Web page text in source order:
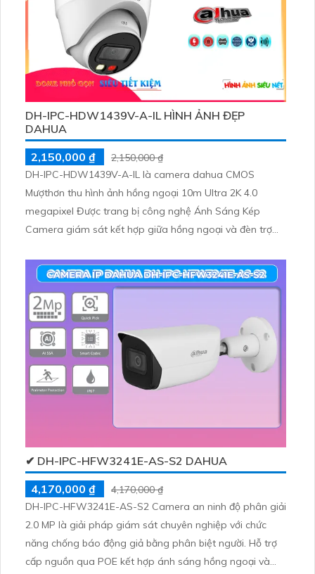
DH-IPC-HDW1439V-A-IL HÌNH ẢNH ĐẸP
DAHUA
2,150,000 ₫
2,150,000 ₫
DH-IPC-HDW1439V-A-IL là camera dahua CMOS
Mượthơn thu hình ảnh hồng ngoại 10m Ultra 2K 4.0
megapixel Được trang bị công nghệ Ánh Sáng Kép
Camera giám sát kết hợp giữa hồng ngoại và đèn trợ
thiếu sáng. H.265+ cho truyền tải nhanh hơn
✔ DH-IPC-HFW3241E-AS-S2 DAHUA
4,170,000 ₫
4,170,000 ₫
DH-IPC-HFW3241E-AS-S2 Camera an ninh độ phân giải
2.0 MP là giải pháp giám sát chuyên nghiệp với chức
năng chống báo động giả bằng phân biệt người. Hỗ trợ
cấp nguồn qua POE kết hợp ánh sáng hồng ngoại và